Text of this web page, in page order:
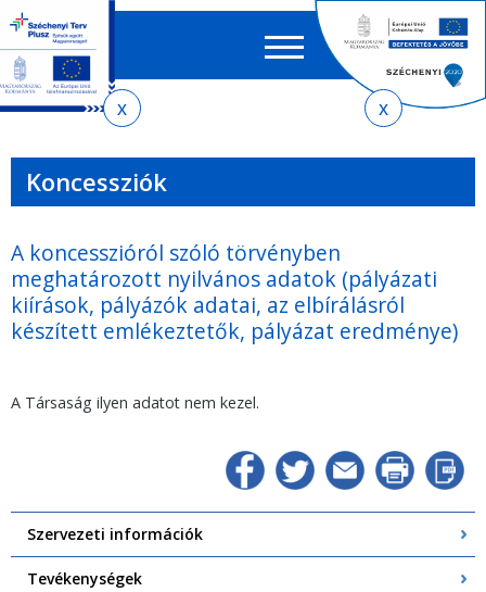
almenühöz
tartalomra
oldaltérképre
EN HU
űrlap
Koncessziók
A koncesszióról szóló törvényben
meghatározott nyilvános adatok (pályázati
kiírások, pályázók adatai, az elbírálásról
készített emlékeztetők, pályázat eredménye)
A Társaság ilyen adatot nem kezel.
Szervezeti információk
Tevékenységek